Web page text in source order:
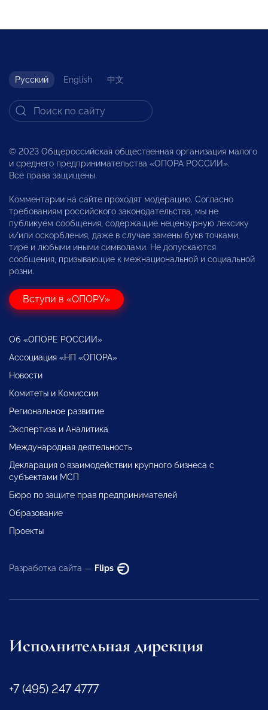
Русский English 中文
© 2023 Общероссийская общественная организация малого
и среднего предпринимательства «ОПОРА РОССИИ».
Все права защищены.
Комментарии на сайте проходят модерацию. Согласно
требованиям российского законодательства, мы не
публикуем сообщения, содержащие нецензурную лексику
и/или оскорбления, даже в случае замены букв точками,
тире и любыми иными символами. Не допускаются
сообщения, призывающие к межнациональной и социальной
розни.
Вступи в «ОПОРУ»
Об «ОПОРЕ РОССИИ»
Ассоциация «НП «ОПОРА»
Новости
Комитеты и Комиссии
Региональное развитие
Экспертиза и Аналитика
Международная деятельность
Декларация о взаимодействии крупного бизнеса с
субъектами МСП
Бюро по защите прав предпринимателей
Образование
Проекты
Разработка сайта — Flips
Исполнительная дирекция
+7 (495) 247 4777